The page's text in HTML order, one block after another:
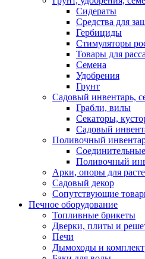
Сидераты
Средства для
Гербициды
Стимуляторы
Товары для
Семена
Удобрения
Грунт
Садовый инвентарь,
Грабли, вилы
Секаторы,
Садовый
Поливочный
Поливочный
Арки, опоры для
Садовый декор
Сопутствующие
Печное оборудование
Топливные брикеты
Дверки, плиты и
Печи
Дымоходы и